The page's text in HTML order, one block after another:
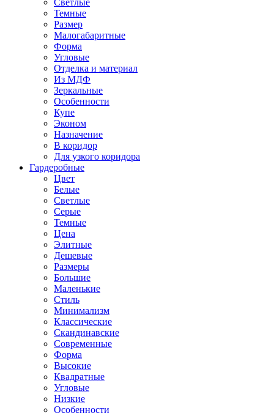
Светлые
Темные
Размер
Малогабаритные
Форма
Угловые
Отделка и материал
Из МДФ
Зеркальные
Особенности
Купе
Эконом
Назначение
В коридор
Для узкого коридора
Гардеробные
Цвет
Белые
Светлые
Серые
Темные
Цена
Элитные
Дешевые
Размеры
Большие
Маленькие
Стиль
Минимализм
Классические
Скандинавские
Современные
Форма
Высокие
Квадратные
Угловые
Низкие
Особенности